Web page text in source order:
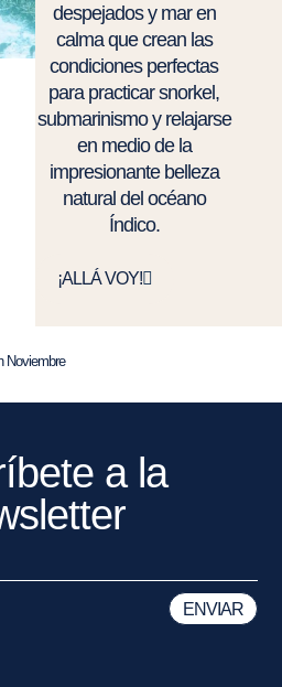
despejados y mar en
calma que crean las
condiciones perfectas
para practicar snorkel,
submarinismo y relajarse
en medio de la
impresionante belleza
natural del océano
Índico.
¡ALLÁ VOY!
Noviembre
a la